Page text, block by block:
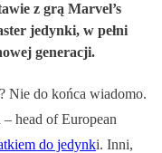
z grą Marvel’s
jedynki, w pełni
generacji.
Nie do końca wiadomo.
head of European
do jedynki. Inni,